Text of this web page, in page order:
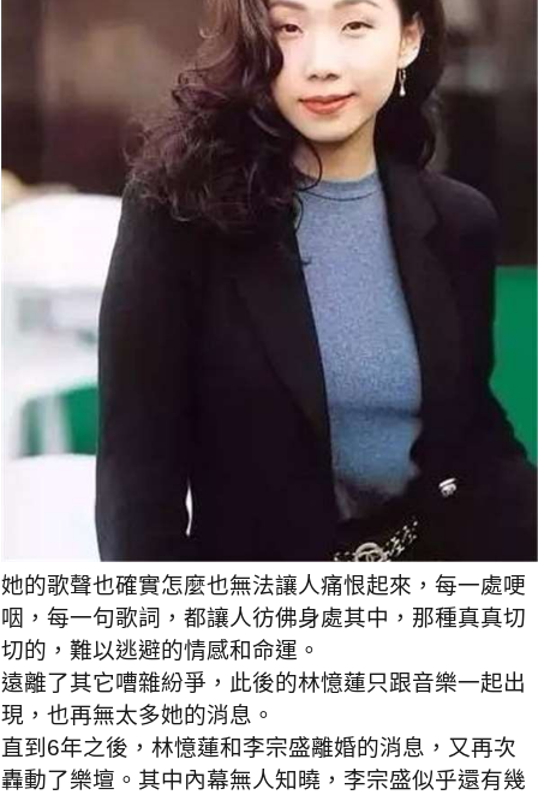
她的歌聲也確實怎麼也無法讓人痛恨起來，每一處哽
咽，每一句歌詞，都讓人彷佛身處其中，那種真真切
切的，難以逃避的情感和命運。
遠離了其它嘈雜紛爭，此後的林憶蓮只跟音樂一起出
現，也再無太多她的消息。
直到6年之後，林憶蓮和李宗盛離婚的消息，又再次
轟動了樂壇。其中內幕無人知曉，李宗盛似乎還有幾